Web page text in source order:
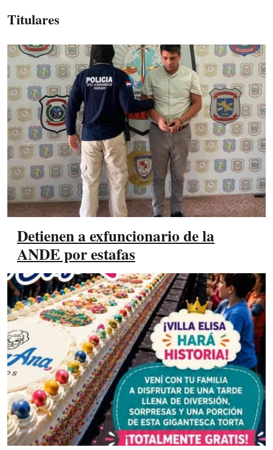
Titulares
Detienen a exfuncionario de la
ANDE por estafas